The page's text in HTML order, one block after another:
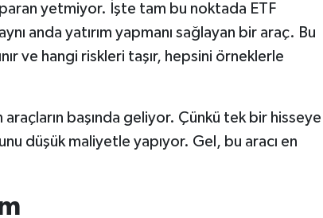
yetmiyor. İşte tam bu noktada ETF
anda yatırım yapmanı sağlayan bir araç. Bu
ve hangi riskleri taşır, hepsini örneklerle
başında geliyor. Çünkü tek bir hisseye
düşük maliyetle yapıyor. Gel, bu aracı en